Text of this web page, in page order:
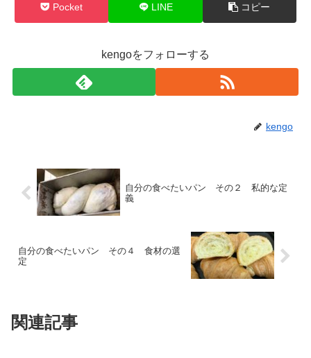
Pocket LINE コピー
kengoをフォローする
kengo
自分の食べたいパン その２ 私的な定
義
自分の食べたいパン その４ 食材の選
定
関連記事